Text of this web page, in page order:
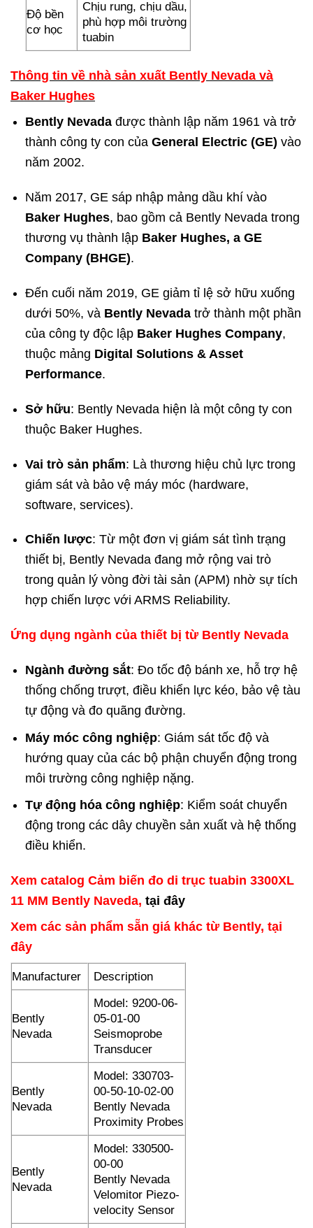
Độ bền
cơ học
Chịu rung, chịu dầu,
phù hợp môi trường
tuabin
Thông tin về nhà sản xuất Bently Nevada và
Baker Hughes
Bently Nevadađược thành lập năm 1961 và trở
thành công ty con của General Electric (GE) vào
năm 2002.
Năm 2017, GE sáp nhập mảng dầu khí vào
Baker Hughes, bao gồm cả Bently Nevada trong
thương vụ thành lập Baker Hughes, a GE
Company (BHGE).
Đến cuối năm 2019, GE giảm tỉ lệ sở hữu xuống
dưới 50%, và Bently Nevadatrở thành một phần
của công ty độc lập Baker Hughes Company,
thuộc mảng Digital Solutions & Asset
Performance.
Sở hữu: Bently Nevada hiện là một công ty con
thuộc Baker Hughes.
Vai trò sản phẩm: Là thương hiệu chủ lực trong
giám sát và bảo vệ máy móc (hardware,
software, services).
Chiến lược: Từ một đơn vị giám sát tình trạng
thiết bị, Bently Nevada đang mở rộng vai trò
trong quản lý vòng đời tài sản (APM) nhờ sự tích
hợp chiến lược với ARMS Reliability.
Ứng dụng ngành của thiết bị từ Bently Nevada
Ngành đường sắt: Đo tốc độ bánh xe, hỗ trợ hệ
thống chống trượt, điều khiển lực kéo, bảo vệ tàu
tự động và đo quãng đường.
Máy móc công nghiệp: Giám sát tốc độ và
hướng quay của các bộ phận chuyển động trong
môi trường công nghiệp nặng.
Tự động hóa công nghiệp: Kiểm soát chuyển
động trong các dây chuyền sản xuất và hệ thống
điều khiển.
Xem catalog Cảm biến đo di trục tuabin 3300XL
11 MM Bently Naveda, tại đây
Xem các sản phẩm sẵn giá khác từ Bently, tại
đây
Manufacturer Description
Bently
Nevada
Model: 9200-06-
05-01-00
Seismoprobe
Transducer
Bently
Nevada
Model: 330703-
00-50-10-02-00
Bently Nevada
Proximity Probes
Bently
Nevada
Model: 330500-
00-00
Bently Nevada
Velomitor Piezo-
velocity Sensor